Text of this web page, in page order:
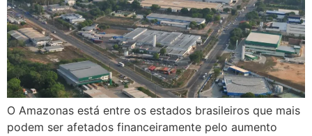
O Amazonas está entre os estados brasileiros que mais
podem ser afetados financeiramente pelo aumento